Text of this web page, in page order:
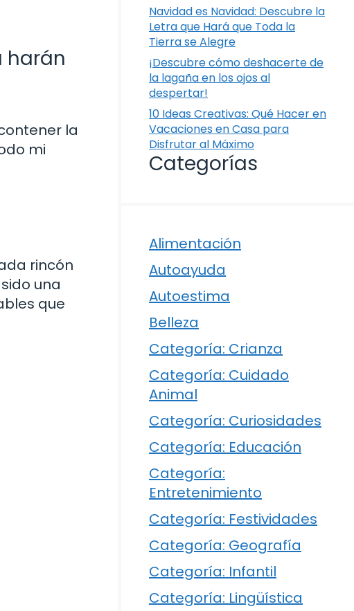
harán
la
mi
rincón
una
que
Navidad es Navidad: Descubre la
Letra que Hará que Toda la
Tierra se Alegre
¡Descubre cómo deshacerte de
la lagaña en los ojos al
despertar!
10 Ideas Creativas: Qué Hacer en
Vacaciones en Casa para
Disfrutar al Máximo
Categorías
Alimentación
Autoayuda
Autoestima
Belleza
Categoría: Crianza
Categoría: Cuidado
Animal
Categoría: Curiosidades
Categoría: Educación
Categoría:
Entretenimiento
Categoría: Festividades
Categoría: Geografía
Categoría: Infantil
Categoría: Lingüística